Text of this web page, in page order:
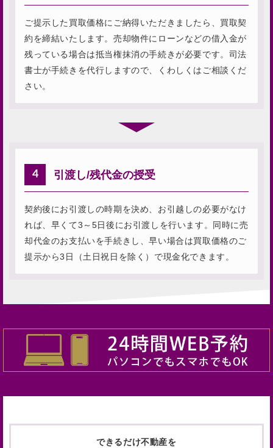
ご提示した買取価格にご納得いただきましたら、買取契
約を締結いたします。売却物件にローンなどの借入金が
残っている場合は抵当権抹消の手続きが必要です。司法
書士が手続きを代行しますので、くわしくはご相談くだ
さい。
4 引渡し/残代金の授受
契約後にお引渡しの時期を決め、お引越しの必要がなけ
れば、早くて3～5日後にお引渡しを行います。同時に売
却代金のお支払いを手続きし、早い場合は買取価格のご
提示から3日（土日祝日を除く）で現金化できます。
できるだけ不動産を